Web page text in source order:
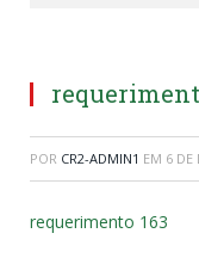
POR CR2-ADMIN1 EM 6 DE
requerimento 163